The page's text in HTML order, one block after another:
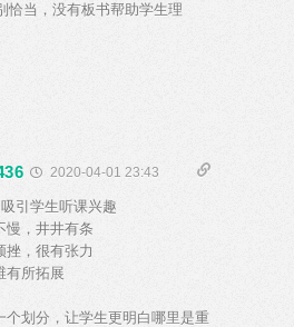
恰当，没有板书帮助学生理
2020-04-01 23:43
引学生听课兴趣
慢，井井有条
挫，很有张力
有所拓展
个划分，让学生更明白哪里是重